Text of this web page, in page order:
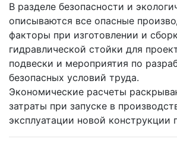
В разделе безопасности и
описываются все опасные
факторы при изготовлении и
гидравлической стойки для
подвески и мероприятия по
безопасных условий труда.
Экономические расчеты
затраты при запуске в
эксплуатации новой конструкции